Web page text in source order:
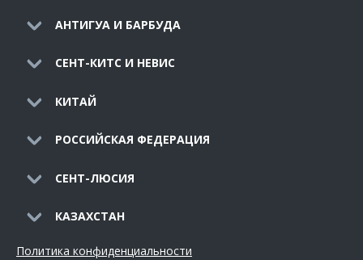
АНТИГУА И БАРБУДА
СЕНТ-КИТС И НЕВИС
КИТАЙ
РОССИЙСКАЯ ФЕДЕРАЦИЯ
СЕНТ-ЛЮСИЯ
КАЗАХСТАН
Политика конфиденциальности